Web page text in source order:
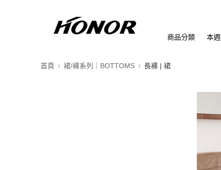
商品分類 本
首頁 裙/褲系列｜BOTTOMS 長褲 | 裙